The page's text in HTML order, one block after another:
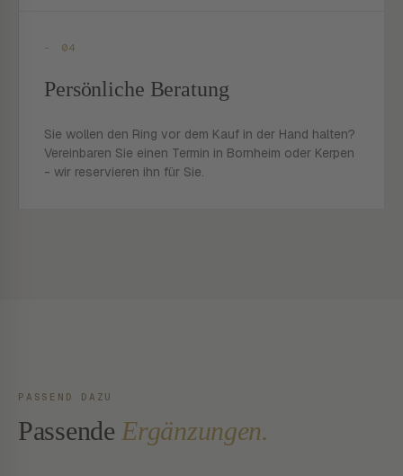
- 04
Persönliche Beratung
Sie wollen den Ring vor dem Kauf in der Hand halten?
Vereinbaren Sie einen Termin in Bornheim oder Kerpen
- wir reservieren ihn für Sie.
PASSEND DAZU
Passende Ergänzungen.